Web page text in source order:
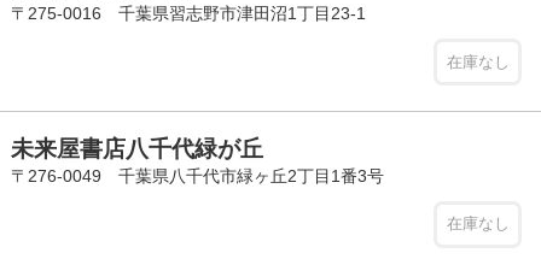
〒275-0016 千葉県習志野市津田沼1丁目23-1
在庫なし
未来屋書店八千代緑が丘
〒276-0049 千葉県八千代市緑ヶ丘2丁目1番3号
在庫なし